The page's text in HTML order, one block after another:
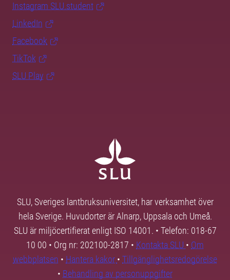
Instagram SLU.student
LinkedIn
Facebook
TikTok
SLU Play
SLU, Sveriges lantbruksuniversitet, har verksamhet över
hela Sverige. Huvudorter är Alnarp, Uppsala och Umeå.
SLU är miljöcertifierat enligt ISO 14001. • Telefon: 018-67
10 00 • Org nr: 202100-2817 • Kontakta SLU • Om
webbplatsen • Hantera kakor • Tillgänglighetsredogörelse
• Behandling av personuppgifter